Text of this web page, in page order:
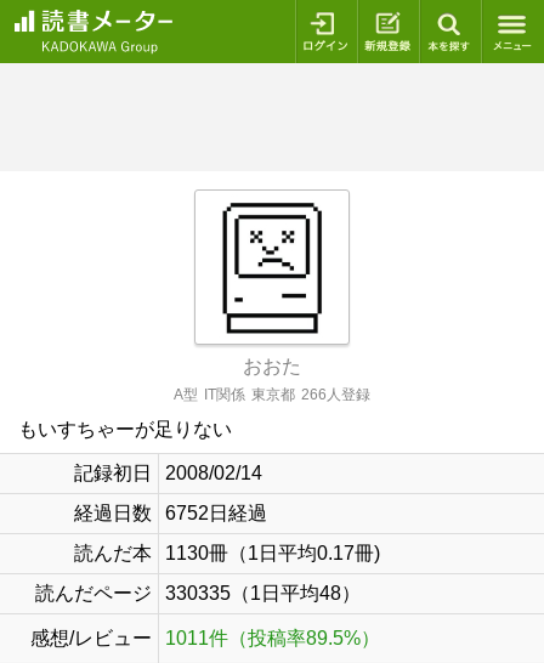
ログイン 新規登録
おおた
A型 IT関係 東京都 266人登録
もいすちゃーが足りない
記録初日
2008/02/14
経過日数
6752日経過
読んだ本
1130冊（1日平均0.17冊)
読んだページ
330335（1日平均48）
感想/レビュー 1011件（投稿率89.5%）